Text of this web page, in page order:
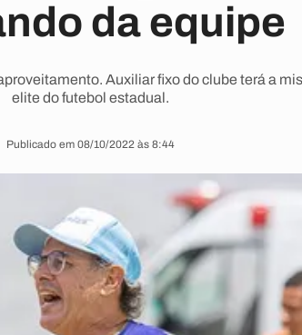
da equipe
Auxiliar fixo do clube terá a
elite do futebol estadual.
Publicado em 08/10/2022 às 8:44